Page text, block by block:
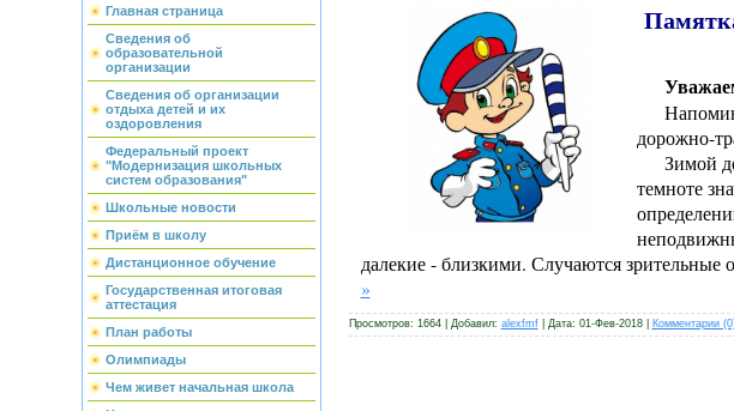
Главная страница
Сведения об
образовательной
организации
Сведения об организации
отдыха детей и их
оздоровления
Федеральный проект
"Модернизация школьных
систем образования"
Школьные новости
Приём в школу
Дистанционное обучение
Государственная итоговая
аттестация
План работы
Олимпиады
Чем живет начальная школа
дорожно-
Зимой
темноте
далекие - близкими. Случаются
»
Просмотров: 1664 | Добавил: alexfmf| Дата: 01-Фев-2018| Комментарии